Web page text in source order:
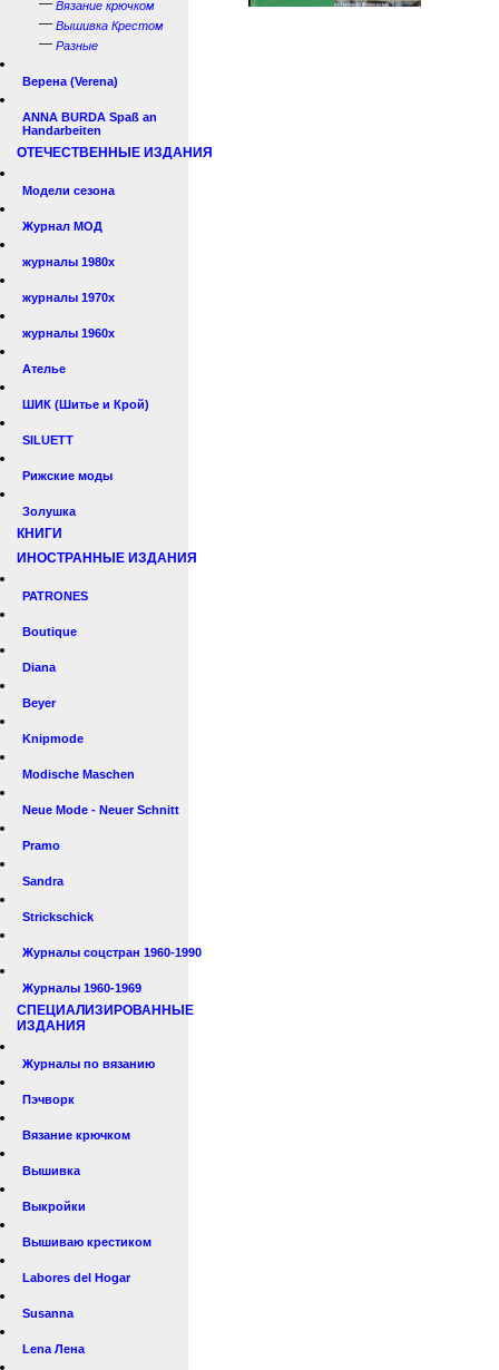
— Вязание крючком
— Вышивка Крестом
— Разные
Верена (Verena)
ANNA BURDA Spaß an
Handarbeiten
ОТЕЧЕСТВЕННЫЕ ИЗДАНИЯ
Модели сезона
Журнал МОД
журналы 1980х
журналы 1970х
журналы 1960х
Ателье
ШИК (Шитье и Крой)
SILUETT
Рижские моды
Золушка
КНИГИ
ИНОСТРАННЫЕ ИЗДАНИЯ
PATRONES
Boutique
Diana
Beyer
Knipmode
Modische Maschen
Neue Mode - Neuer Schnitt
Pramo
Sandra
Strickschick
Журналы соцстран 1960-1990
Журналы 1960-1969
СПЕЦИАЛИЗИРОВАННЫЕ
ИЗДАНИЯ
Журналы по вязанию
Пэчворк
Вязание крючком
Вышивка
Выкройки
Вышиваю крестиком
Labores del Hogar
Susanna
Lena Лена